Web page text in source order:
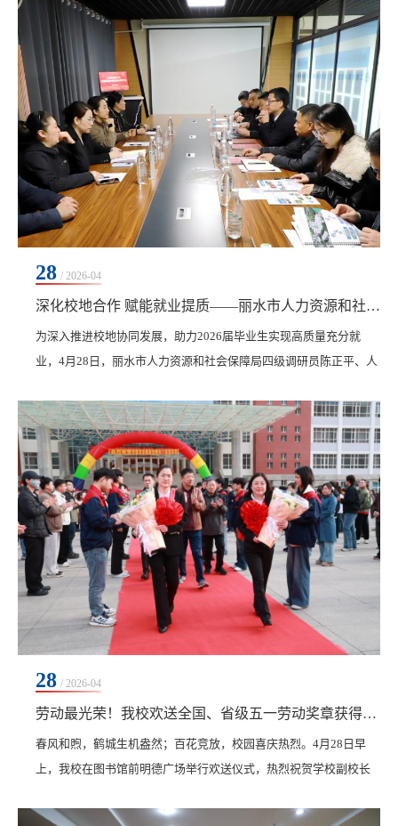
长张静、副校长崔晓东，总会计师姜岩出席会议，全体教职工参
会。会议由全面质量管理办公室主任孟艳辉主持。大会在艺术与体
育学院、信息学院带来的开场舞《越来越好》中拉开序幕。会上，
孟艳辉介绍第十六届教育质量奖总体情况，本届教育质量...
28 / 2026-04
深化校地合作 赋能就业提质——丽水市人力资源和社会保障局及丽水市莲都区政府一行来校调研交流并参加招聘活动
​为深入推进校地协同发展，助力2026届毕业生实现高质量充分就
业，4月28日，丽水市人力资源和社会保障局四级调研员陈正平、人
曹永跃一行来校调研交流，并参加专场校园招聘活动。学校党委副
书记、纪委书记、副校长陈景鑫热情接待，信息学院、艺术与体育
学院院长郝丽娜，学生发展中心主任康静及相关部门负责人陪同调
研。当日上午，由我校联合丽水市人力资源和社会保障...
28 / 2026-04
劳动最光荣！我校欢送全国、省级五一劳动奖章获得者赴会受奖
‍‍‍春风和煦，鹤城生机盎然；百花竞放，校园喜庆热烈。4月28日早
上，我校在图书馆前明德广场举行欢送仪式，热烈祝贺学校副校长
学校党政班子成员、学校工会委员、全体干部及师生代表600余人齐